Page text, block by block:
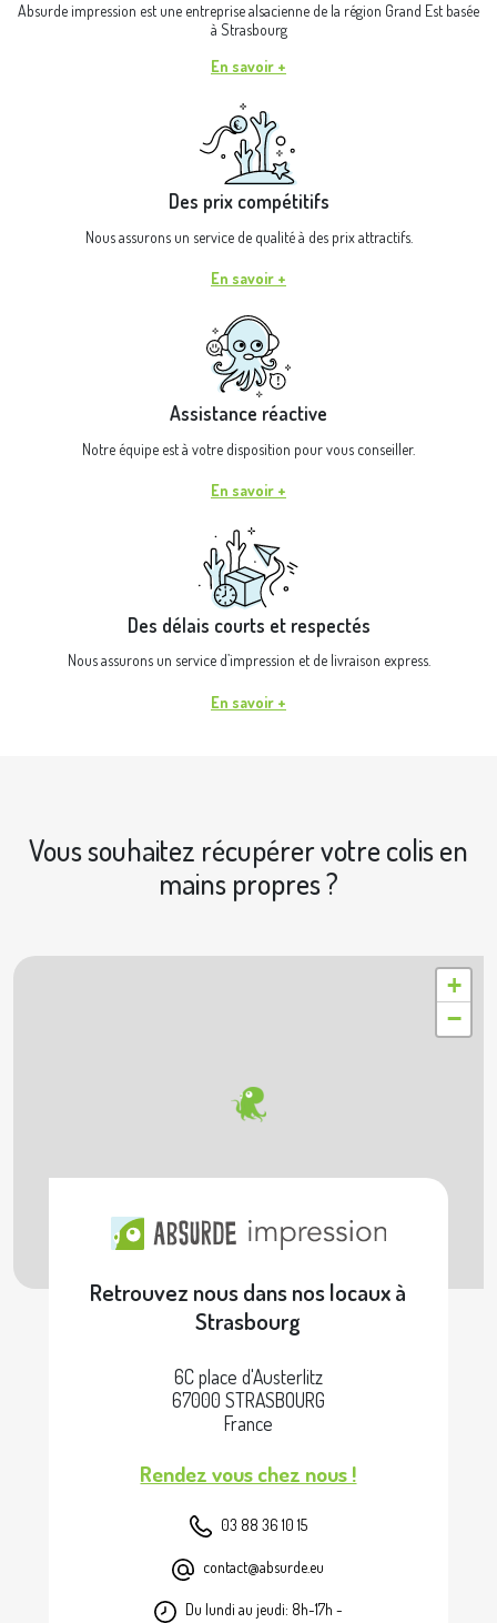
Absurde impression est une entreprise alsacienne de la région Grand Est basée
à Strasbourg
En savoir +
Des prix compétitifs
Nous assurons un service de qualité à des prix attractifs.
En savoir +
Assistance réactive
Notre équipe est à votre disposition pour vous conseiller.
En savoir +
Des délais courts et respectés
Nous assurons un service d’impression et de livraison express.
En savoir +
Vous souhaitez récupérer votre colis en
mains propres ?
+
−
Retrouvez nous dans nos locaux à
Strasbourg
6C place d'Austerlitz
67000 STRASBOURG
France
Rendez vous chez nous !
03 88 36 10 15
contact@absurde.eu
Du lundi au jeudi: 8h-17h -